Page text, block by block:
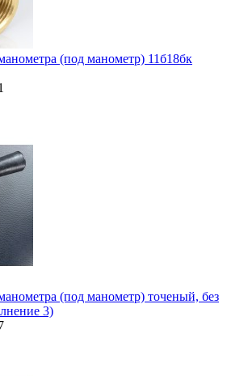
(под манометр) 11б18бк
(под манометр) точеный, без
3)